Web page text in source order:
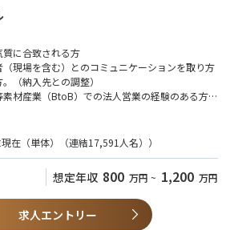
内外の法人で、その業界においてはお互いの存
がほとんどです(取引の有無を問わず)。既存顧客
なります。調達候補先あるいは販売候補先の動
精査してもらいます。
となります。
ありえます。
い致します。これまでの経験と適性、ご意向を
とさせて頂きます。
ける幅広い業務を複数経験し知見を高めた上で、
当業務のリーダーとして成長することを期待して
に合致される方
（現場を含む）とのコミュニケーションを取り方
（納入先との調整）
素材産業（BtoB）での法人営業の経験のある方。
社の優位性をアピールできるチャレンジ精神の
が多いので海外との取引経験や勤務経験のある
迎。
現在（単体）（連結17,591人名））
想定年収 800 万円 ~ 1,200 万円
求人エントリー